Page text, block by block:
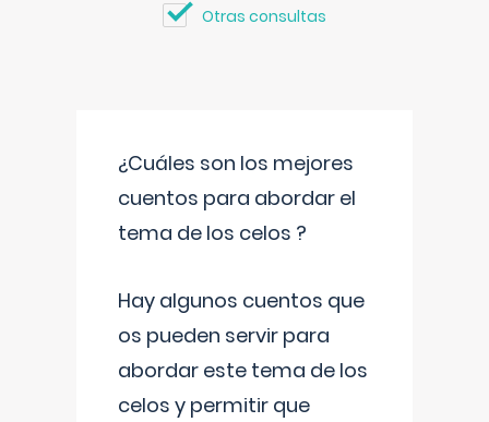
Otras consultas
¿Cuáles son los mejores
cuentos para abordar el
tema de los celos ?
Hay algunos cuentos que
os pueden servir para
abordar este tema de los
celos y permitir que